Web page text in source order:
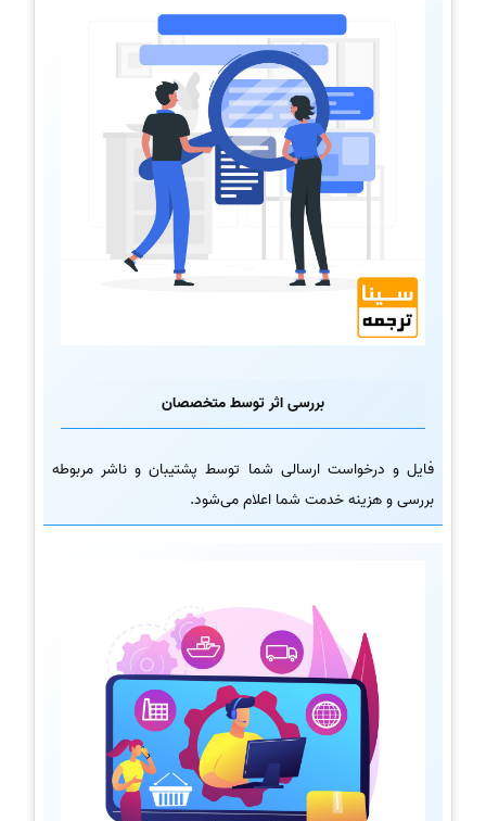
بررسی اثر توسط متخصصان
فایل و درخواست ارسالی شما توسط پشتیبان و ناشر مربوطه
بررسی و هزینه خدمت شما اعلام می‌شود.